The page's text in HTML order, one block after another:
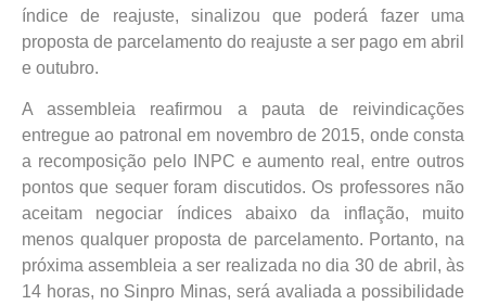
índice de reajuste, sinalizou que poderá fazer uma
proposta de parcelamento do reajuste a ser pago em abril
e outubro.
A assembleia reafirmou a pauta de reivindicações
entregue ao patronal em novembro de 2015, onde consta
a recomposição pelo INPC e aumento real, entre outros
pontos que sequer foram discutidos. Os professores não
aceitam negociar índices abaixo da inflação, muito
menos qualquer proposta de parcelamento. Portanto, na
próxima assembleia a ser realizada no dia 30 de abril, às
14 horas, no Sinpro Minas, será avaliada a possibilidade